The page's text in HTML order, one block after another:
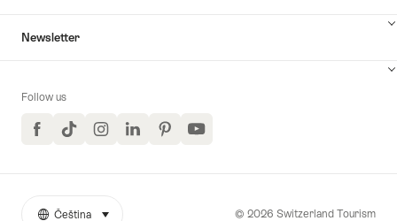
Newsletter
Follow us
FacebookTikTokInstagramLinkedInPinterestYouTube
© 2026 Switzerland Tourism
Čeština select (click to display)